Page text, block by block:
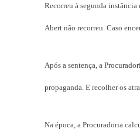
Recorreu à segunda
Abert não recorreu. Caso
Após a sentença, a
propaganda. E recolher os
Na época, a Procuradoria